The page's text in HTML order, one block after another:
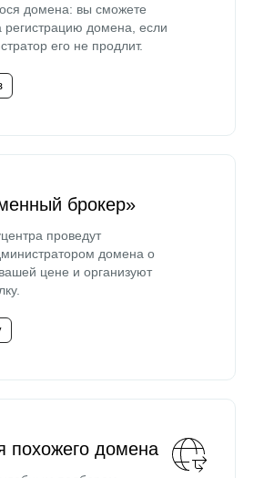
домена: вы сможете
регистрацию домена, если
его не продлит.
брокер»
проведут
домена о
цене и организуют
похожего домена